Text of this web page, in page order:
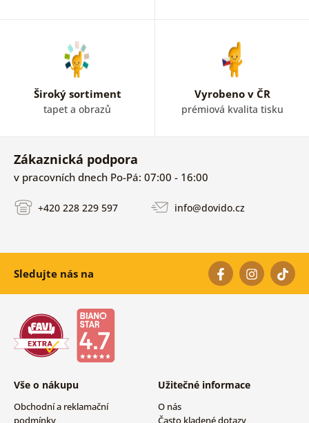
Široký sortiment
tapet a obrazů
Vyrobeno v ČR
prémiová kvalita tisku
Zákaznická podpora
v pracovních dnech Po-Pá: 07:00 - 16:00
+420 228 229 597 info@dovido.cz
Sledujte nás na
Vše o nákupu
Obchodní a reklamační
podmínky
Užitečné informace
O nás
Často kladené dotazy